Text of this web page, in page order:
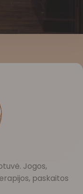
Jogos,
paskaitos